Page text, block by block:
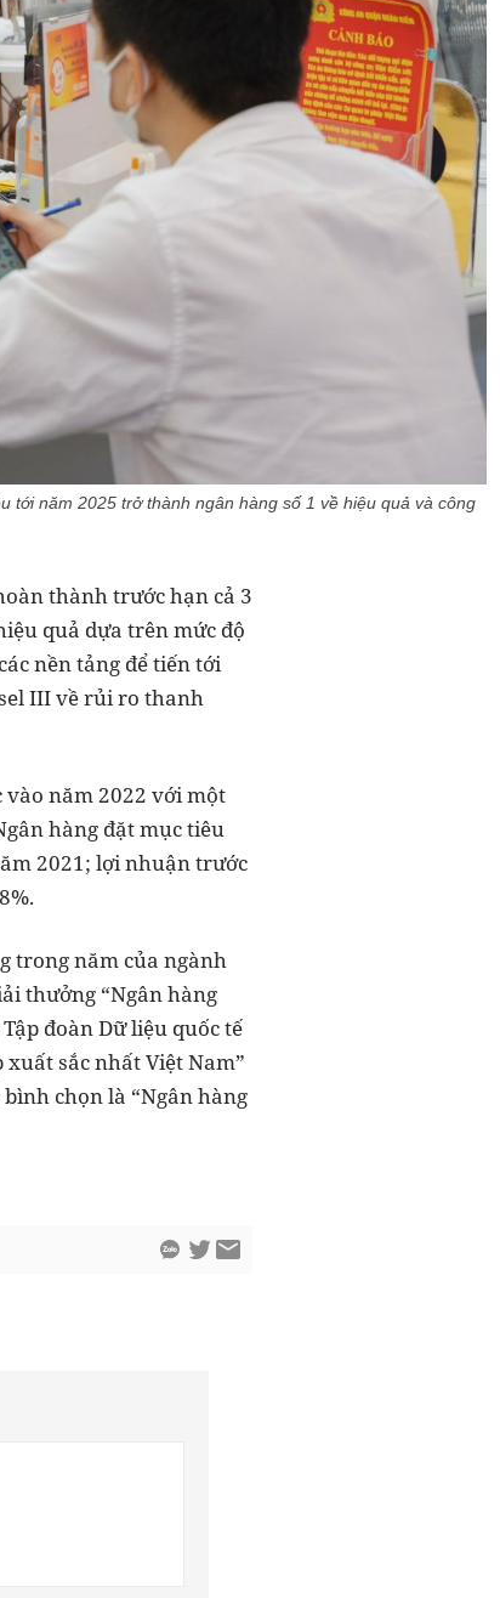
tới năm 2025 trở thành ngân hàng số 1 về hiệu quả và công
thành trước hạn cả 3
quả dựa trên mức độ
nền tảng để tiến tới
III về rủi ro thanh
vào năm 2022 với một
hàng đặt mục tiêu
2021; lợi nhuận trước
trong năm của ngành
thưởng “Ngân hàng
đoàn Dữ liệu quốc tế
sắc nhất Việt Nam”
chọn là “Ngân hàng